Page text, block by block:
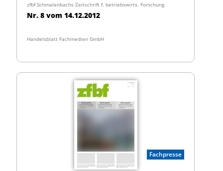
zfbf Schmalenbachs Zeitschrift f. betriebswirts. Forschung
Nr. 8 vom 14.12.2012
Handelsblatt Fachmedien GmbH
Fachpresse